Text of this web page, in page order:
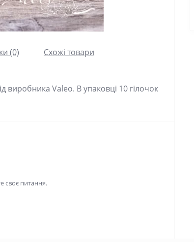
(0) Схожі товари
виробника Valeo. В упаковці 10 гілочок
своє питання.